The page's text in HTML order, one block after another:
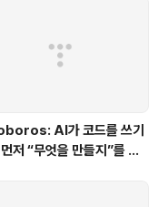
AI가 코드를 쓰기
저 “무엇을 만들지”를 끝